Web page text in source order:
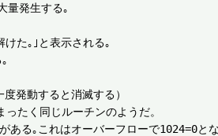
量発生する｡
た｡｣と表示される｡
発動すると消滅する）
たく同じルーチンのようだ。
ある｡これはオーバーフローで1024=0と